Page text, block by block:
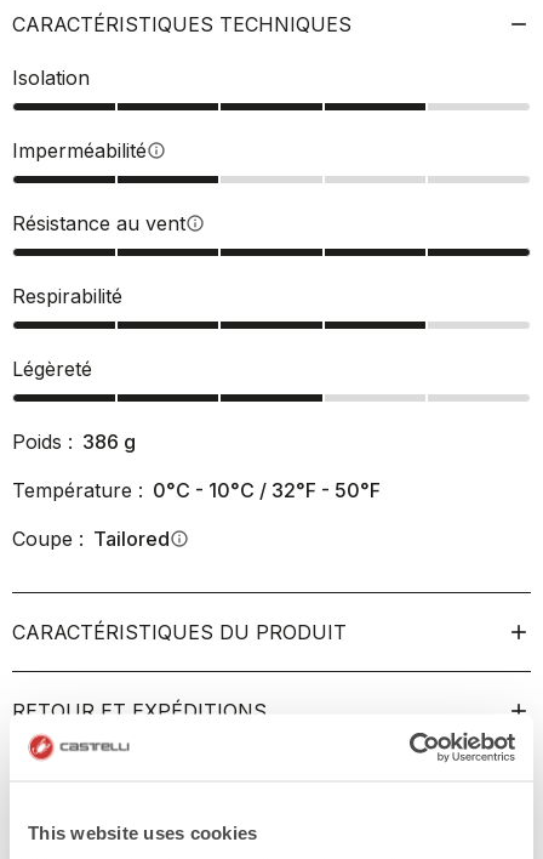
This website uses cookies
CARACTÉRISTIQUES TECHNIQUES
Isolation
Imperméabilitéinfo
Résistance au ventinfo
Respirabilité
Légèreté
Poids : 386 g
Température : 0°C - 10°C / 32°F - 50°F
Coupe : Tailoredinfo
CARACTÉRISTIQUES DU PRODUIT
RETOUR ET EXPÉDITIONS